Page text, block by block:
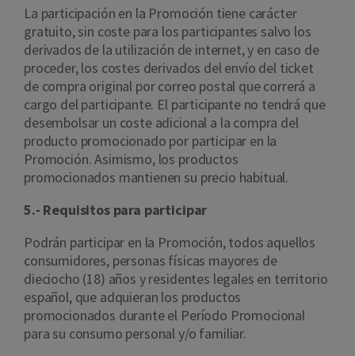
La participación en la Promoción tiene carácter
gratuito, sin coste para los participantes salvo los
derivados de la utilización de internet, y en caso de
proceder, los costes derivados del envío del ticket
de compra original por correo postal que correrá a
cargo del participante. El participante no tendrá que
desembolsar un coste adicional a la compra del
producto promocionado por participar en la
Promoción. Asimismo, los productos
promocionados mantienen su precio habitual.
5.- Requisitos para participar
Podrán participar en la Promoción, todos aquellos
consumidores, personas físicas mayores de
dieciocho (18) años y residentes legales en territorio
español, que adquieran los productos
promocionados durante el Período Promocional
para su consumo personal y/o familiar.